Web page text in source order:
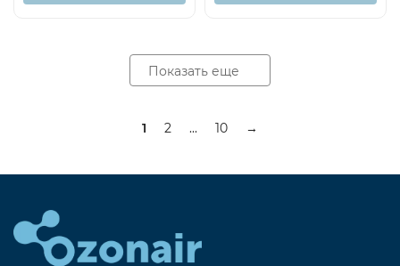
Показать еще
1 2 ... 10 →